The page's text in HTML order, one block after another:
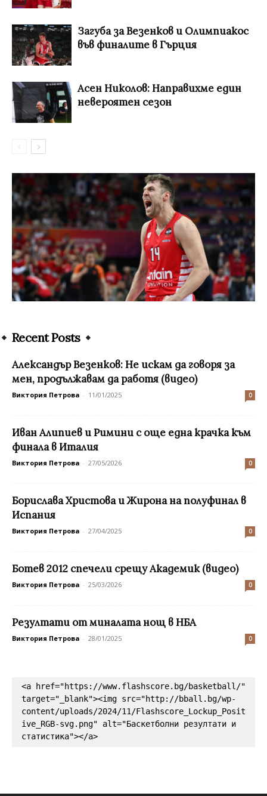
Загуба за Везенков и Олимпиакос
във финалите в Гърция
Асен Николов: Направихме един
невероятен сезон
Recent Posts
Александър Везенков: Не искам да говоря за
мен, продължавам да работя (видео)
Виктория Петрова - 11/01/2025 0
Иван Алипиев и Римини с още една крачка към
финала в Италия
Виктория Петрова - 27/05/2026 0
Борислава Христова и Жирона на полуфинал в
Испания
Виктория Петрова - 27/04/2025 0
Ботев 2012 спечели срещу Академик (видео)
Виктория Петрова - 25/03/2026 0
Резултати от миналата нощ в НБА
Виктория Петрова - 28/01/2025 0
<a href="https://www.flashscore.bg/basketball/"
target="_blank"><img src="http://bball.bg/wp-
content/uploads/2024/11/Flashscore_Lockup_Posit
ive_RGB-svg.png" alt="Баскетболни резултати и
статистика"></a>